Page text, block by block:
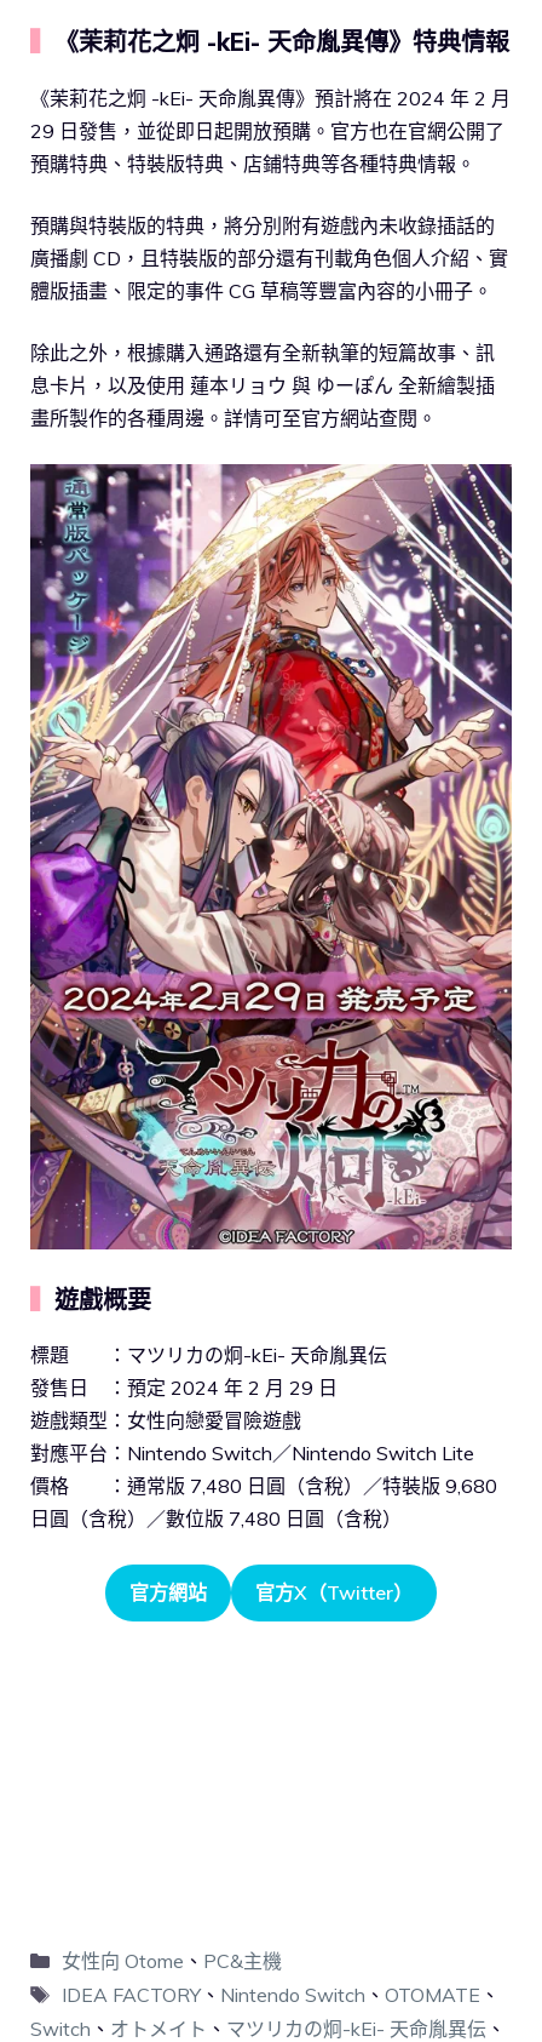
《茉莉花之炯 -kEi- 天命胤異傳》特典情報
《茉莉花之炯 -kEi- 天命胤異傳》預計將在 2024 年 2 月
29 日發售，並從即日起開放預購。官方也在官網公開了
預購特典、特裝版特典、店鋪特典等各種特典情報。
預購與特裝版的特典，將分別附有遊戲內未收錄插話的
廣播劇 CD，且特裝版的部分還有刊載角色個人介紹、實
體版插畫、限定的事件 CG 草稿等豐富內容的小冊子。
除此之外，根據購入通路還有全新執筆的短篇故事、訊
息卡片，以及使用 蓮本リョウ 與 ゆーぽん 全新繪製插
畫所製作的各種周邊。詳情可至官方網站查閱。
遊戲概要
標題 ：マツリカの炯-kEi- 天命胤異伝
發售日 ：預定 2024 年 2 月 29 日
遊戲類型：女性向戀愛冒險遊戲
對應平台：Nintendo Switch／Nintendo Switch Lite
價格 ：通常版 7,480 日圓（含稅）／特裝版 9,680
日圓（含稅）／數位版 7,480 日圓（含稅）
官方網站 官方X（Twitter）
女性向 Otome 、 PC&主機
IDEA FACTORY、 Nintendo Switch 、 OTOMATE 、
Switch 、 オトメイト 、 マツリカの炯-kEi- 天命胤異伝 、